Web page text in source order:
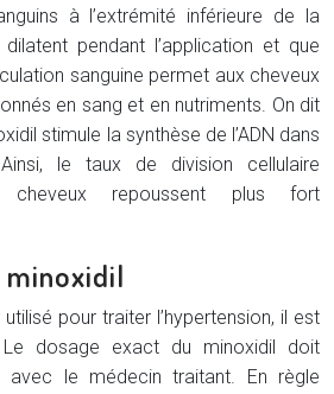
à l’extrémité inférieure de la
pendant l’application et que
sanguine permet aux cheveux
en sang et en nutriments. On dit
stimule la synthèse de l’ADN dans
le taux de division cellulaire
repoussent plus fort
pour traiter l’hypertension, il est
dosage exact du minoxidil doit
avec le médecin traitant. En règle